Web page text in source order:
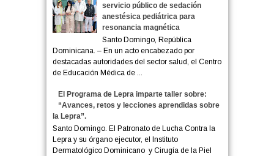
servicio público de sedación
anestésica pediátrica para
resonancia magnética
Santo Domingo, República
Dominicana. – En un acto encabezado por
destacadas autoridades del sector salud, el Centro
de Educación Médica de ...
El Programa de Lepra imparte taller sobre:
“Avances, retos y lecciones aprendidas sobre
la Lepra”.
Santo Domingo. El Patronato de Lucha Contra la
Lepra y su órgano ejecutor, el Instituto
Dermatológico Dominicano y Cirugía de la Piel